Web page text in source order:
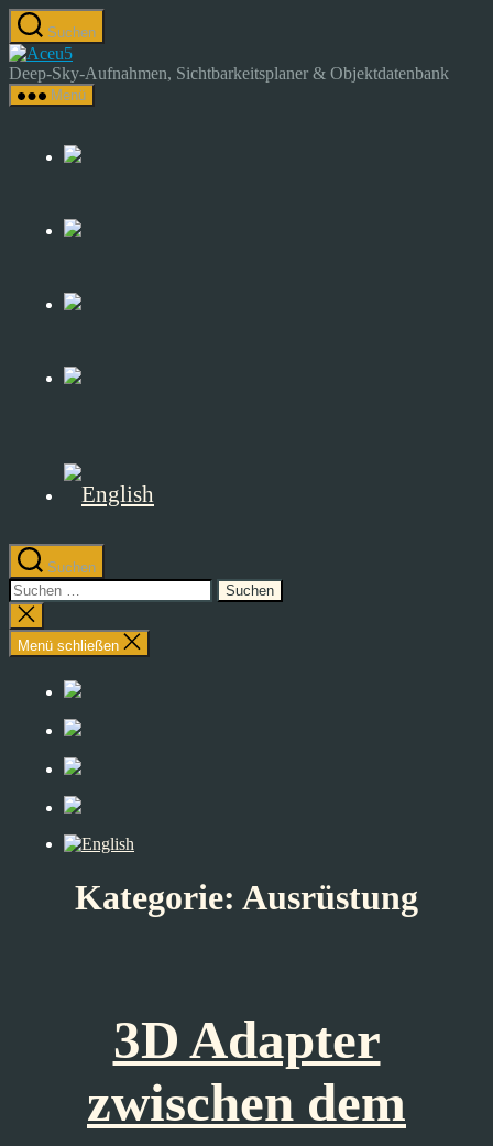
Zum
Inhalt
springen
Suchen
Astrocamp
–
Astrofotografie
Sky-
Deep-Sky-Aufnahmen, Sichtbarkeitsplaner & Objektdatenbank
Menü
Suchen
Suchen
nach:
Suche
schließen
Menü schließen
Kategorie: Ausrüstung
3D Adapter
zwischen dem